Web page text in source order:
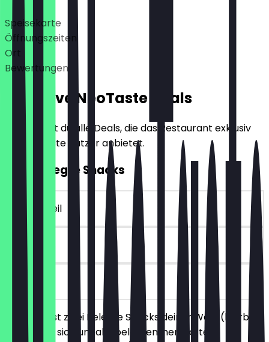
Deals
Speisekarte
Öffnungszeiten
Ort
Bewertungen
Exklusive NeoTaste Deals
Hier findest du alle Deals, die das Restaurant exklusiv
für NeoTaste Nutzer anbietet.
2für1 Belegte Snacks
~€ 4 Vorteil
30 Tage
vor Ort
Du bestellst zwei Belegte Snacks deiner Wahl (hierbei
handelt es sich um alle belegten, herzhaften